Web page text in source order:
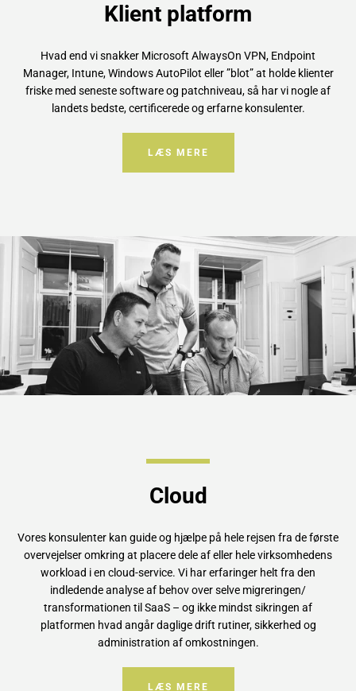
Klient platform
Hvad end vi snakker Microsoft AlwaysOn VPN, Endpoint
Manager, Intune, Windows AutoPilot eller ”blot” at holde klienter
friske med seneste software og patchniveau, så har vi nogle af
landets bedste, certificerede og erfarne konsulenter.
LÆS MERE
Cloud
Vores konsulenter kan guide og hjælpe på hele rejsen fra de første
overvejelser omkring at placere dele af eller hele virksomhedens
workload i en cloud-service. Vi har erfaringer helt fra den
indledende analyse af behov over selve migreringen/
transformationen til SaaS – og ikke mindst sikringen af
platformen hvad angår daglige drift rutiner, sikkerhed og
administration af omkostningen.
LÆS MERE